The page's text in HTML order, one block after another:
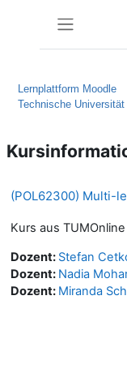
Lernplattform Moodle
Technische
(POL62300) Multi-
Kurs aus
Dozent: Stefan
Dozent: Nadia
Dozent: Miranda